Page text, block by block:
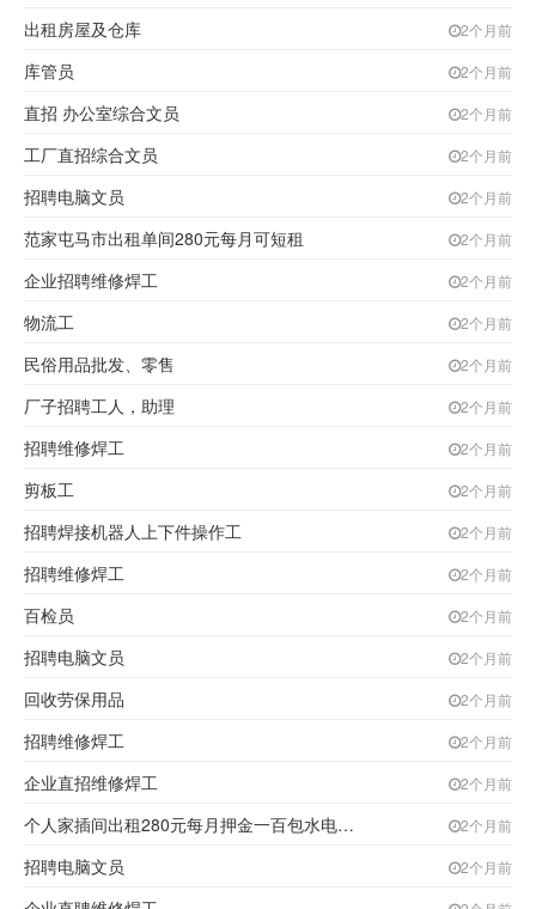
出租房屋及仓库 2个月前
库管员 2个月前
直招 办公室综合文员 2个月前
工厂直招综合文员 2个月前
招聘电脑文员 2个月前
范家屯马市出租单间280元每月可短租 2个月前
企业招聘维修焊工 2个月前
物流工 2个月前
民俗用品批发、零售 2个月前
厂子招聘工人，助理 2个月前
招聘维修焊工 2个月前
剪板工 2个月前
招聘焊接机器人上下件操作工 2个月前
招聘维修焊工 2个月前
百检员 2个月前
招聘电脑文员 2个月前
回收劳保用品 2个月前
招聘维修焊工 2个月前
企业直招维修焊工 2个月前
个人家插间出租280元每月押金一百包水电取暖 2个月前
招聘电脑文员 2个月前